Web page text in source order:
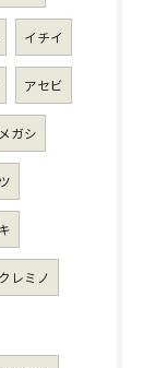
イチイ
アセビ
ガシ
レミノ